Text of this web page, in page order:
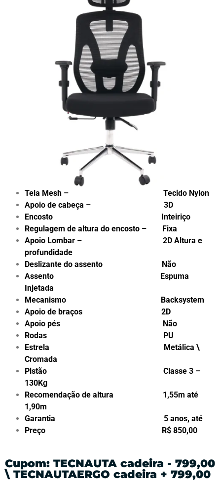
Tela Mesh – Tecido Nylon
Apoio de cabeça – 3D
Encosto Inteiriço
Regulagem de altura do encosto – Fixa
Apoio Lombar – 2D Altura e
profundidade
Deslizante do assento Não
Assento Espuma
Injetada
Mecanismo Backsystem
Apoio de braços 2D
Apoio pés Não
Rodas PU
Estrela Metálica \
Cromada
Pistão Classe 3 –
130Kg
Recomendação de altura 1,55m até
1,90m
Garantia 5 anos, até
Preço R$ 850,00
Cupom: TECNAUTA cadeira - 799,00
\ TECNAUTAERGO cadeira + 799,00